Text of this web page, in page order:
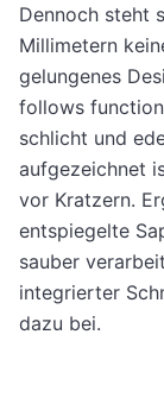
Dennoch steht
Millimetern
gelungenes
follows
schlicht und
aufgezeichnet
vor Kratzern.
entspiegelte
sauber
integrierter
dazu bei.